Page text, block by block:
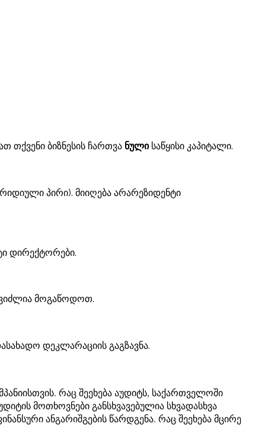
თქვენი ბიზნესის ჩართვა ნულისაწყისი კაპიტალი.
პირი). მიიღება არარეზიდენტი
დირექტორები.
მოგაწოდოთ.
დეკლარაციის გაგზავნა.
რაც შეეხება აუდიტს, საქართველოში
მოთხოვნები განსხვავებულია სხვადასხვა
ანგარიშგების წარდგენა. რაც შეეხება მცირე